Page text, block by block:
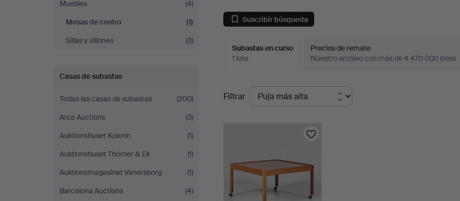
centro
en
Auktionshall
Muebles
(4)
Mesas de centro
(1)
Sillas y sillones
(3)
Casas de subastas
Todas las casas de subastas
(200)
Arce Auctions
(3)
Auktionshuset Kolonn
(1)
Auktionshuset Thörner & Ek
(1)
Auktionsmagasinet Vänersborg
(1)
Barcelona Auctions
(4)
Suscribir búsqueda
Subastas en curso
1 lote
Precios de remate
Nuestro archivo con más de 4 470 000 lotes
Subastas
en
Filtrar